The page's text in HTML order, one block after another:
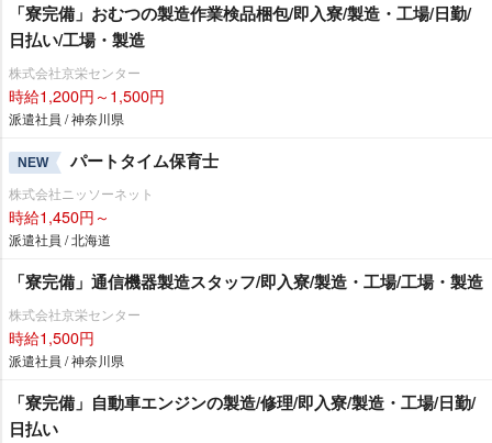
「寮完備」おむつの製造作業検品梱包/即入寮/製造・工場/日勤/
日払い/工場・製造
株式会社京栄センター
時給1,200円～1,500円
派遣社員 / 神奈川県
NEW パートタイム保育士
株式会社ニッソーネット
時給1,450円～
派遣社員 / 北海道
「寮完備」通信機器製造スタッフ/即入寮/製造・工場/工場・製造
株式会社京栄センター
時給1,500円
派遣社員 / 神奈川県
「寮完備」自動車エンジンの製造/修理/即入寮/製造・工場/日勤/
日払い